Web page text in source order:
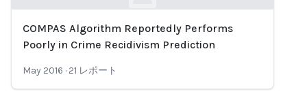
Loading...
COMPAS Algorithm Reportedly Performs
Poorly in Crime Recidivism Prediction
May 2016 · 21 レポート